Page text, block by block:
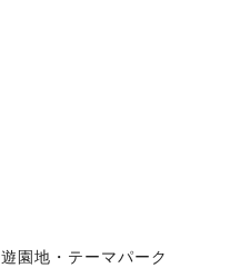
遊園地・テーマパーク